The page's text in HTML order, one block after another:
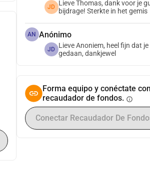
JD Lieve Thomas, dank voor je
bijdrage! Sterkte in het gemis
AN Anónimo
JD Lieve Anoniem, heel fijn dat
gedaan, dankjewel
Forma equipo y conéctate
recaudador de fondos. info
Conectar Recaudador De